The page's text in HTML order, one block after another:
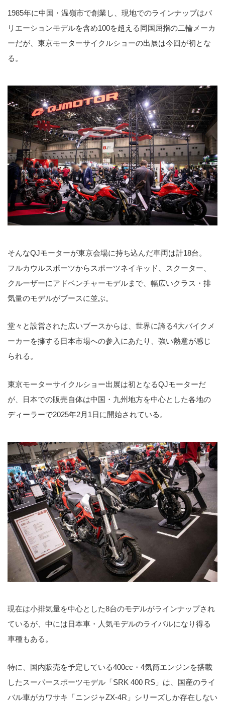
1985年に中国・温嶺市で創業し、現地でのラインナップはバ
リエーションモデルを含め100を超える同国屈指の二輪メーカ
ーだが、東京モーターサイクルショーの出展は今回が初とな
る。
そんなQJモーターが東京会場に持ち込んだ車両は計18台。
フルカウルスポーツからスポーツネイキッド、スクーター、
クルーザーにアドベンチャーモデルまで、幅広いクラス・排
気量のモデルがブースに並ぶ。
堂々と設営された広いブースからは、世界に誇る4大バイクメ
ーカーを擁する日本市場への参入にあたり、強い熱意が感じ
られる。
東京モーターサイクルショー出展は初となるQJモーターだ
が、日本での販売自体は中国・九州地方を中心とした各地の
ディーラーで2025年2月1日に開始されている。
現在は小排気量を中心とした8台のモデルがラインナップされ
ているが、中には日本車・人気モデルのライバルになり得る
車種もある。
特に、国内販売を予定している400cc・4気筒エンジンを搭載
したスーパースポーツモデル「SRK 400 RS」は、国産のライ
バル車がカワサキ「ニンジャZX-4R」シリーズしか存在しない